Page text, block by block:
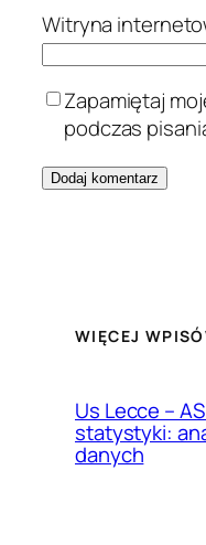
Witryna
Zapamiętaj
podczas
WIĘCEJ
Us Lecce –
statystyki:
danych